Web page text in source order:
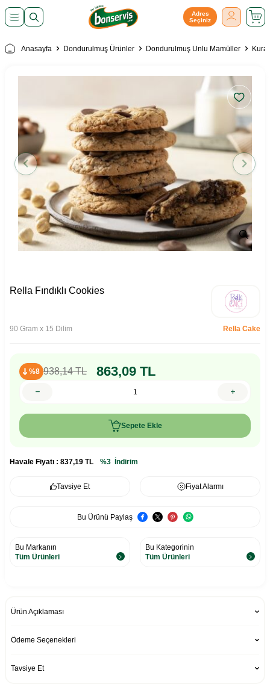
Adres
Seçiniz
Anasayfa Dondurulmuş Ürünler Dondurulmuş Unlu Mamüller
Rella Fındıklı Cookies
90 Gram x 15 Dilim Rella Cake
%8 938,14TL 863,09 TL
Sepete Ekle
Havale Fiyatı : 837,19 TL %3 İndirim
Tavsiye Et Fiyat Alarmı
Bu Ürünü Paylaş
Bu Markanın
Tüm Ürünleri
Bu Kategorinin
Tüm Ürünleri
Ürün Açıklaması
Ödeme Seçenekleri
Tavsiye Et